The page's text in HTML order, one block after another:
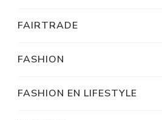
FAIRTRADE
FASHION
FASHION EN LIFESTYLE